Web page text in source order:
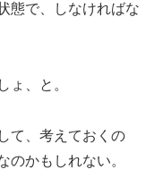
態で、しなければな
ょ、と。
て、考えておくの
のかもしれない。